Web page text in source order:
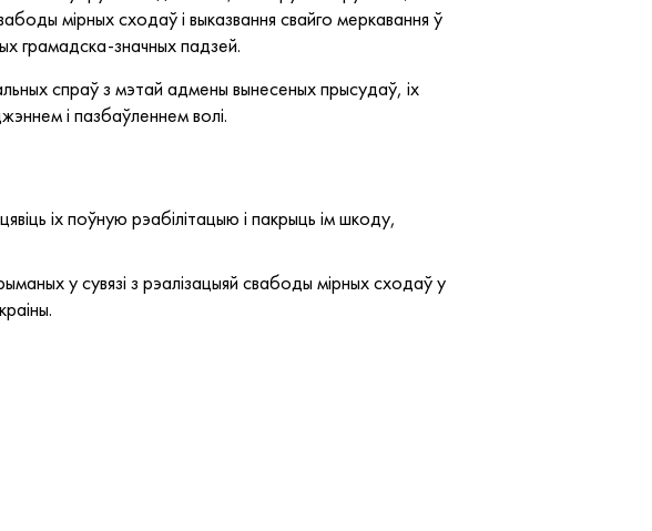
мірных сходаў і выказвання свайго меркавання ў
грамадска-значных падзей.
спраў з мэтай адмены вынесеных прысудаў, іх
і пазбаўленнем волі.
іх поўную рэабілітацыю і пакрыць ім шкоду,
у сувязі з рэалізацыяй свабоды мірных сходаў у